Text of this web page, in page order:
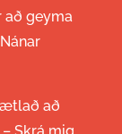
að geyma
Nánar
ætlað að